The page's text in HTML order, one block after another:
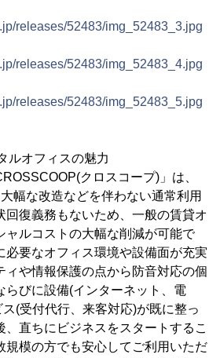
releases/52483/img_52483_3.jpg
releases/52483/img_52483_4.jpg
releases/52483/img_52483_5.jpg
ルオフィスの魅力
クロスコープ)」は、
幅な改造などを伴わない通常利用
回復義務もないため、一般の賃貸オ
ャルコストの大幅な削減が可能で
必要なオフィス環境や設備面が充実
ィや情報保護の点から防音対応の個
らびに設備(インターネット、電
(受付代行、来客対応)が既に整っ
、直ちにビジネスをスタートするこ
規模の方でも安心してご利用いただ